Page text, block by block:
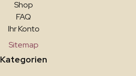
Shop
FAQ
Ihr Konto
Sitemap
Kategorien